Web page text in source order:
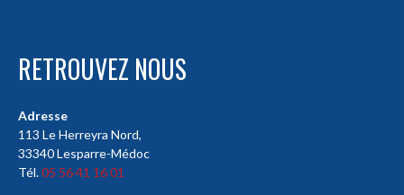
RETROUVEZ NOUS
Adresse
113 Le Herreyra Nord,
33340 Lesparre-Médoc
Tél.05 56 41 16 01